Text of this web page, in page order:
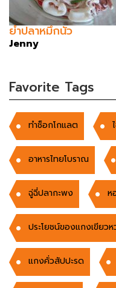
ยำปลาหมึกนัว
Jenny
Favorite Tags
ทำช็อกโกแลต
อาหารไทยโบราณ
ฉู่ฉี่ปลากะพง ห
ประโยชน์ของแกงเขียวห
แกงคั่วสัปปะรด